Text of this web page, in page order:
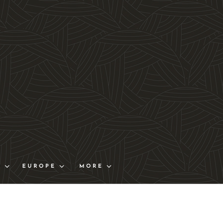
EUROPE MORE